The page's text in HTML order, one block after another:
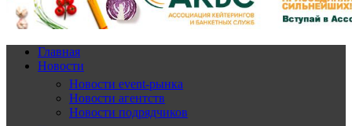
Главная
Новости
Новости event-рынка
Новости агентств
Новости подрядчиков